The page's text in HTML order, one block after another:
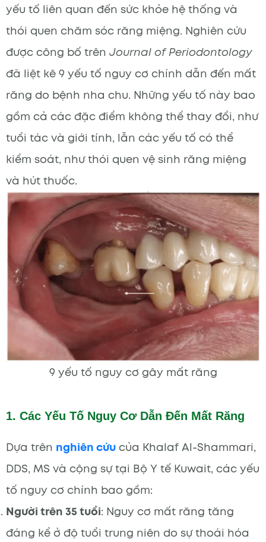
yếu tố liên quan đến sức khỏe hệ thống và
thói quen chăm sóc răng miệng. Nghiên cứu
được công bố trên Journal of Periodontology
đã liệt kê 9 yếu tố nguy cơ chính dẫn đến mất
răng do bệnh nha chu. Những yếu tố này bao
gồm cả các đặc điểm không thể thay đổi, như
tuổi tác và giới tính, lẫn các yếu tố có thể
kiểm soát, như thói quen vệ sinh răng miệng
và hút thuốc.
9 yếu tố nguy cơ gây mất răng
1. Các Yếu Tố Nguy Cơ Dẫn Đến Mất Răng
Dựa trên nghiên cứucủa Khalaf Al-Shammari,
DDS, MS và cộng sự tại Bộ Y tế Kuwait, các yếu
tố nguy cơ chính bao gồm:
Người trên 35 tuổi: Nguy cơ mất răng tăng
đáng kể ở độ tuổi trung niên do sự thoái hóa